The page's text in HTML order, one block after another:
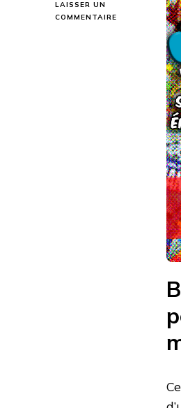
LAISSER UN
COMMENTAIRE